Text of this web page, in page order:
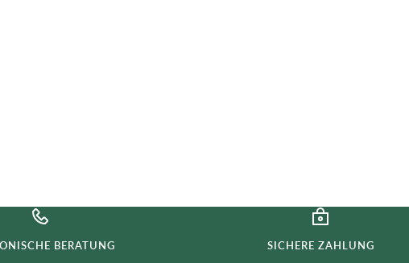
BERATUNG SICHERE ZAHLUNG